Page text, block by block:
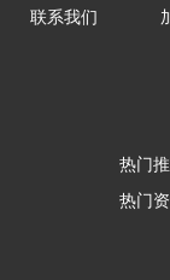
联系我们
热门
热门